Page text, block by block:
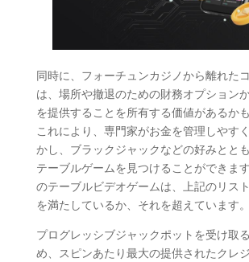
同時に、フォーチュンカジノから離れた
は、場所や撤退のための財務オプション
を提供することを所有する価値があるか
これにより、専門家がお金を管理しやす
かし、ブラックジャックなどの好みとと
テーブルゲームを見つけることができま
のテーブルビデオゲームは、上記のリス
を満たしているか、それを超えています。
プログレッシブジャックポットを受け取
め、スピンあたり最大の提供されたクレ